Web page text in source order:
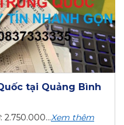
tại Quảng Bình
2.750.000...Xem thêm